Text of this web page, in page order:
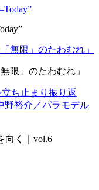
限」のたわむれ」
向く｜vol.6